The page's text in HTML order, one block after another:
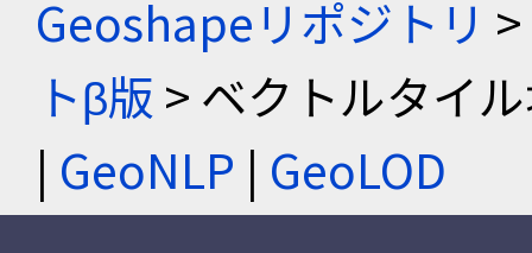
Geoshapeリポジトリ >
トβ版 > ベクトルタイ
| GeoNLP | GeoLOD